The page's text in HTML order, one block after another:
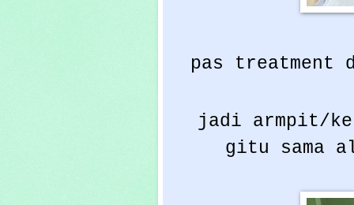
pas treatment
jadi armpit/
gitu sama